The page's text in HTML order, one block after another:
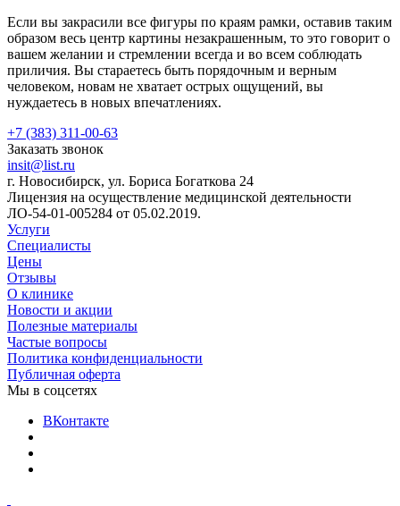
Если вы закрасили все фигуры по краям рамки, оставив таким
образом весь центр картины незакрашенным, то это говорит о
вашем желании и стремлении всегда и во всем соблюдать
приличия. Вы стараетесь быть порядочным и верным
человеком, новам не хватает острых ощущений, вы
нуждаетесь в новых впечатлениях.
+7 (383) 311-00-63
Заказать звонок
insit@list.ru
г. Новосибирск, ул. Бориса Богаткова 24
Лицензия на осуществление медицинской деятельности
ЛО-54-01-005284 от 05.02.2019.
Услуги
Специалисты
Цены
Отзывы
О клинике
Новости и акции
Полезные материалы
Частые вопросы
Политика конфиденциальности
Публичная оферта
Мы в соцсетях
ВКонтакте